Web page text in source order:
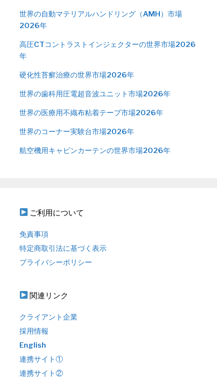
世界の自動マテリアルハンドリング（AMH）市場
2026年
高圧CTコントラストインジェクターの世界市場2026
年
硬化性苔癬治療の世界市場2026年
世界の歯科用圧電超音波ユニット市場2026年
世界の医療用不織布粘着テープ市場2026年
世界のコーナー実験台市場2026年
航空機用キャビンカーテンの世界市場2026年
ご利用について
免責事項
特定商取引法に基づく表示
プライバシーポリシー
関連リンク
クライアント企業
採用情報
English
連携サイト①
連携サイト②